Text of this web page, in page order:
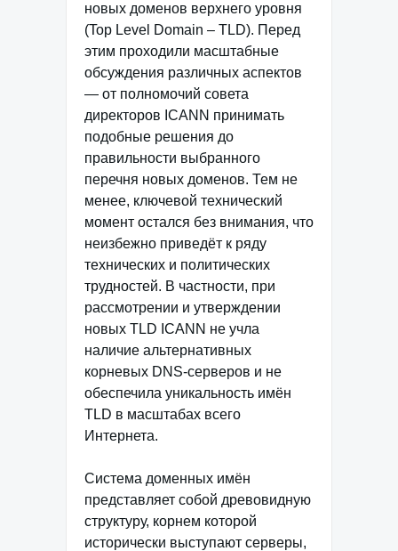
новых доменов верхнего уровня
(Top Level Domain – TLD). Перед
этим проходили масштабные
обсуждения различных аспектов
— от полномочий совета
директоров ICANN принимать
подобные решения до
правильности выбранного
перечня новых доменов. Тем не
менее, ключевой технический
момент остался без внимания, что
неизбежно приведёт к ряду
технических и политических
трудностей. В частности, при
рассмотрении и утверждении
новых TLD ICANN не учла
наличие альтернативных
корневых DNS-серверов и не
обеспечила уникальность имён
TLD в масштабах всего
Интернета.
Система доменных имён
представляет собой древовидную
структуру, корнем которой
исторически выступают серверы,